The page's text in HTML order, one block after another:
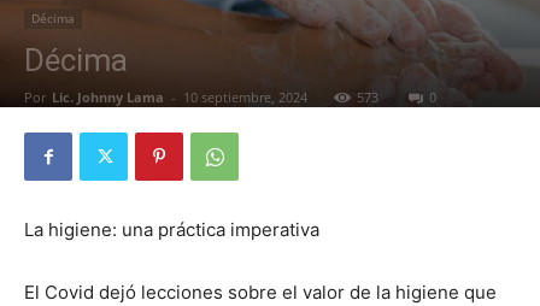
Décima
Décima
Por Lic. Johnny Lama - 10 septiembre, 2024 573 0
La higiene: una práctica imperativa
El Covid dejó lecciones sobre el valor de la higiene que